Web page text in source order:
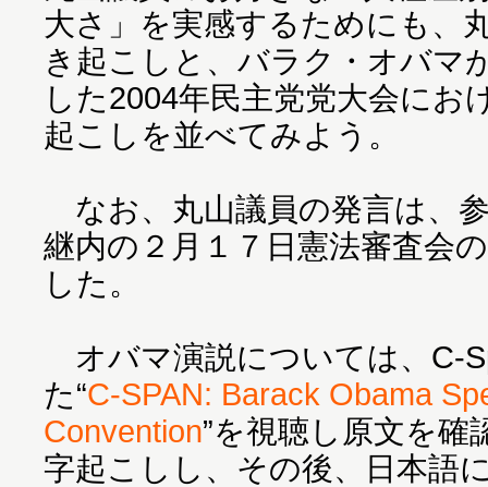
大さ」を実感するためにも、
き起こしと、バラク・オバマ
した2004年民主党党大会にお
起こしを並べてみよう。
なお、丸山議員の発言は、
継内の２月１７日憲法審査会の
した。
オバマ演説については、C-
た“C-SPAN: Barack Obama
Convention”を視聴し原文を確
字起こしし、その後、日本語